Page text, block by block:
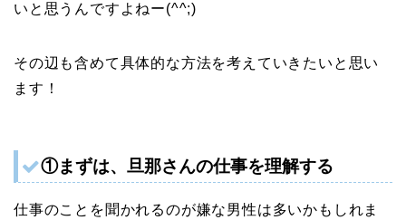
いと思うんですよねー(^^;)
その辺も含めて具体的な方法を考えていきたいと思い
ます！
①まずは、旦那さんの仕事を理解する
仕事のことを聞かれるのが嫌な男性は多いかもしれま